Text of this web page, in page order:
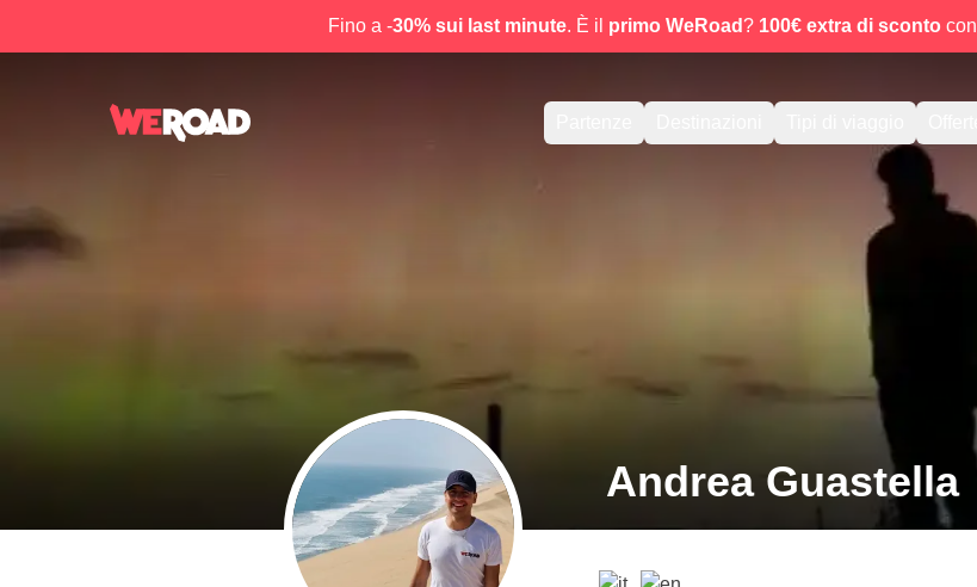
Fino a -30% sui last minute. È il primo WeRoad? 100€ extra di scontocon
Andrea Guastella